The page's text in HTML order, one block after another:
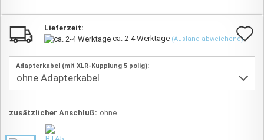
Lieferzeit:
ca. 2-4 Werktage (Ausland abweichend)
Adapterkabel (mit XLR-Kupplung 5 polig):
zusätzlicher Anschluß: ohne